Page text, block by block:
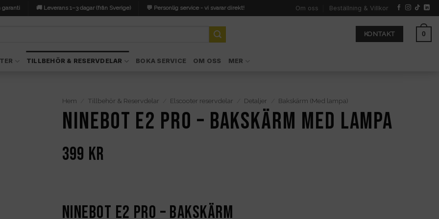
garanti 🚚 Leverans 1–3 dagar (från Sverige) 💬 Personlig service - vi svarar direkt! Om oss Beställning & Villkor
KONTAKT 0
TILLBEHÖR & RESERVDELAR BOKA SERVICE OM OSS MER
Hem Tillbehör & Reservdelar Elscooter reservdelar Detaljer Bakskärm (Med lampa)
Ninebot E2 PRO – Bakskärm med lampa
399 kr
Ninebot E2 PRO – Bakskärm